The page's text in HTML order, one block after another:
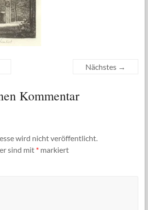
Nächstes →
Kommentar
wird nicht veröffentlicht.
sind mit *markiert